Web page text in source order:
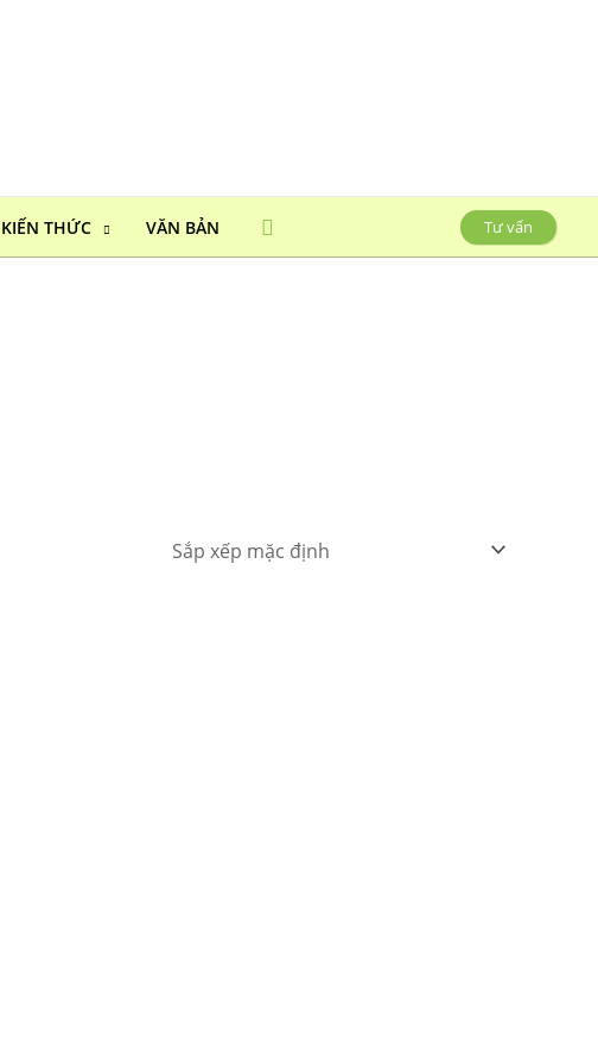
KIẾN THỨC VĂN BẢN Tư vấn